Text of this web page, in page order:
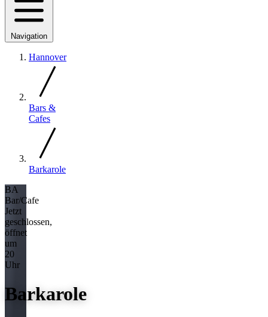
Navigation
Hannover
Bars &
Cafes
Barkarole
BA
Bar/Cafe
Jetzt
geschlossen,
öffnet
um
20
Uhr
Barkarole